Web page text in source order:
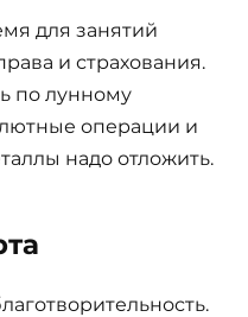
для занятий
и страхования.
по лунному
операции и
надо отложить.